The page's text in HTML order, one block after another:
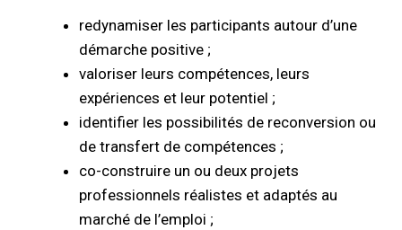
redynamiser les participants autour d’une
démarche positive ;
valoriser leurs compétences, leurs
expériences et leur potentiel ;
identifier les possibilités de reconversion ou
de transfert de compétences ;
co-construire un ou deux projets
professionnels réalistes et adaptés au
marché de l’emploi ;